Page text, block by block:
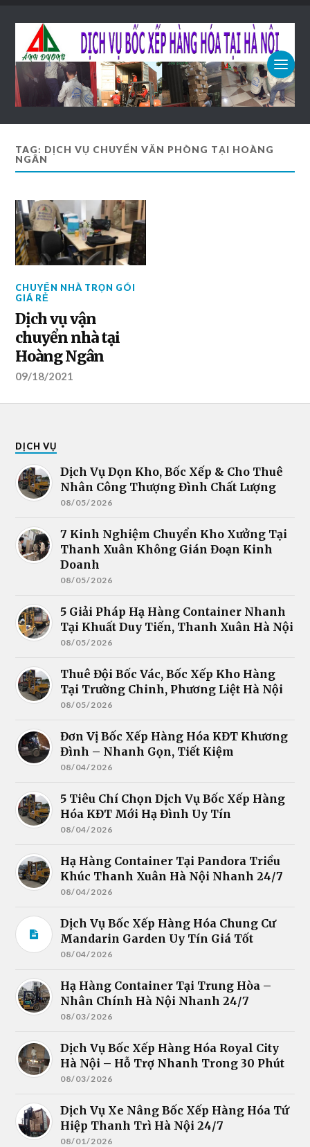
TAG: DỊCH VỤ CHUYỂN VĂN PHÒNG TẠI HOÀNG
NGÂN
CHUYỂN NHÀ TRỌN GÓI
GIÁ RẺ
Dịch vụ vận
chuyển nhà tại
Hoàng Ngân
09/18/2021
DỊCH VỤ
Dịch Vụ Dọn Kho, Bốc Xếp & Cho Thuê
Nhân Công Thượng Đình Chất Lượng
08/05/2026
7 Kinh Nghiệm Chuyển Kho Xưởng Tại
Thanh Xuân Không Gián Đoạn Kinh
Doanh
08/05/2026
5 Giải Pháp Hạ Hàng Container Nhanh
Tại Khuất Duy Tiến, Thanh Xuân Hà Nội
08/05/2026
Thuê Đội Bốc Vác, Bốc Xếp Kho Hàng
Tại Trường Chinh, Phương Liệt Hà Nội
08/05/2026
Đơn Vị Bốc Xếp Hàng Hóa KĐT Khương
Đình – Nhanh Gọn, Tiết Kiệm
08/04/2026
5 Tiêu Chí Chọn Dịch Vụ Bốc Xếp Hàng
Hóa KĐT Mới Hạ Đình Uy Tín
08/04/2026
Hạ Hàng Container Tại Pandora Triều
Khúc Thanh Xuân Hà Nội Nhanh 24/7
08/04/2026
Dịch Vụ Bốc Xếp Hàng Hóa Chung Cư
Mandarin Garden Uy Tín Giá Tốt
08/04/2026
Hạ Hàng Container Tại Trung Hòa –
Nhân Chính Hà Nội Nhanh 24/7
08/03/2026
Dịch Vụ Bốc Xếp Hàng Hóa Royal City
Hà Nội – Hỗ Trợ Nhanh Trong 30 Phút
08/03/2026
Dịch Vụ Xe Nâng Bốc Xếp Hàng Hóa Tứ
Hiệp Thanh Trì Hà Nội 24/7
08/01/2026